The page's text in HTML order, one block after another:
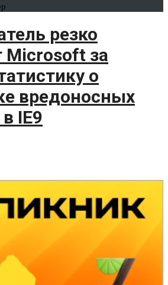
резко
Microsoft за
о
вредоносных
IE9